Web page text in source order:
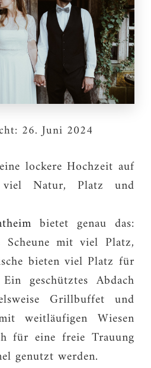
26. Juni 2024
lockere Hochzeit auf
Natur, Platz und
bietet genau das:
Scheune mit viel Platz,
bieten viel Platz für
geschütztes Abdach
Grillbuffet und
weitläufigen Wiesen
für eine freie Trauung
genutzt werden.